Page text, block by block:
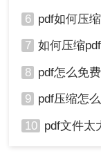
6、压缩完成后
件。
注意：在调整
6 pdf如何压
7 如何压缩
8 pdf怎么免费压
9 pdf压缩怎
10 pdf文件太大